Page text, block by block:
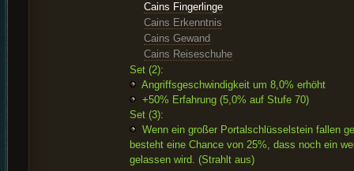
Cains Fingerlinge
Cains Erkenntnis
Cains Gewand
Cains Reiseschuhe
Set (2):
Angriffsgeschwindigkeit um 8,0% erhöht
+50% Erfahrung (5,0% auf Stufe 70)
Set (3):
Wenn ein großer Portalschlüsselstein fallen
besteht eine Chance von 25%, dass noch ein
gelassen wird. (Strahlt aus)